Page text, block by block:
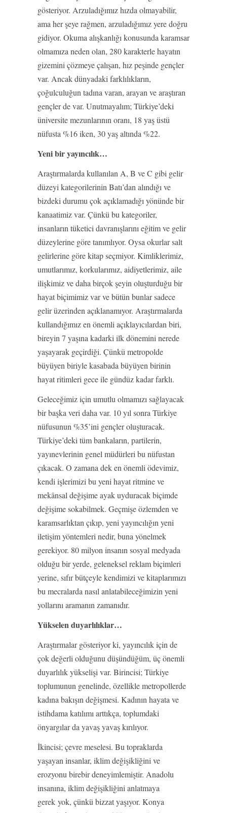
gösteriyor. Arzuladığımız hızda olmayabilir,
ama her şeye rağmen, arzuladığımız yere doğru
gidiyor. Okuma alışkanlığı konusunda karamsar
olmamıza neden olan, 280 karakterle hayatın
gizemini çözmeye çalışan, hız peşinde gençler
var. Ancak dünyadaki farklılıkların,
çoğulculuğun tadına varan, arayan ve araştıran
gençler de var. Unutmayalım; Türkiye’deki
üniversite mezunlarının oranı, 18 yaş üstü
nüfusta %16 iken, 30 yaş altında %22.
Yeni bir yayıncılık…
Araştırmalarda kullanılan A, B ve C gibi gelir
düzeyi kategorilerinin Batı’dan alındığı ve
bizdeki durumu çok açıklamadığı yönünde bir
kanaatimiz var. Çünkü bu kategoriler,
insanların tüketici davranışlarını eğitim ve gelir
düzeylerine göre tanımlıyor. Oysa okurlar salt
gelirlerine göre kitap seçmiyor. Kimliklerimiz,
umutlarımız, korkularımız, aidiyetlerimiz, aile
ilişkimiz ve daha birçok şeyin oluşturduğu bir
hayat biçimimiz var ve bütün bunlar sadece
gelir üzerinden açıklanamıyor. Araştırmalarda
kullandığımız en önemli açıklayıcılardan biri,
bireyin 7 yaşına kadarki ilk dönemini nerede
yaşayarak geçirdiği. Çünkü metropolde
büyüyen biriyle kasabada büyüyen birinin
hayat ritimleri gece ile gündüz kadar farklı.
Geleceğimiz için umutlu olmamızı sağlayacak
bir başka veri daha var. 10 yıl sonra Türkiye
nüfusunun %35’ini gençler oluşturacak.
Türkiye’deki tüm bankaların, partilerin,
yayınevlerinin genel müdürleri bu nüfustan
çıkacak. O zamana dek en önemli ödevimiz,
kendi işlerimizi bu yeni hayat ritmine ve
mekânsal değişime ayak uyduracak biçimde
değişime sokabilmek. Geçmişe özlemden ve
karamsarlıktan çıkıp, yeni yayıncılığın yeni
iletişim yöntemleri nedir, buna yönelmek
gerekiyor. 80 milyon insanın sosyal medyada
olduğu bir yerde, geleneksel reklam biçimleri
yerine, sıfır bütçeyle kendimizi ve kitaplarımızı
bu mecralarda nasıl anlatabileceğimizin yeni
yollarını aramanın zamanıdır.
Yükselen duyarlılıklar…
Araştırmalar gösteriyor ki, yayıncılık için de
çok değerli olduğunu düşündüğüm, üç önemli
duyarlılık yükselişi var. Birincisi; Türkiye
toplumunun genelinde, özellikle metropollerde
kadına bakışın değişmesi. Kadının hayata ve
istihdama katılımı arttıkça, toplumdaki
önyargılar da yavaş yavaş kırılıyor.
İkincisi; çevre meselesi. Bu topraklarda
yaşayan insanlar, iklim değişikliğini ve
erozyonu birebir deneyimlemiştir. Anadolu
insanına, iklim değişikliğini anlatmaya
gerek yok, çünkü bizzat yaşıyor. Konya